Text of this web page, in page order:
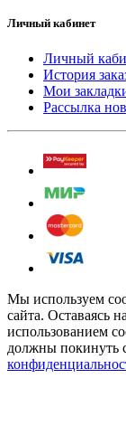
Личный кабинет
Личный
История
Мои
Рассылка
Мы используем
сайта. Оставаясь
использованием
должны покинуть